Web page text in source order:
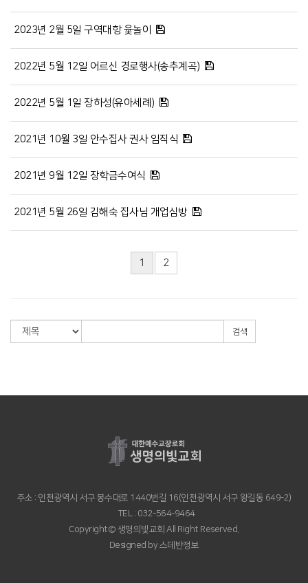
2023년 2월 5일 구역대항 윷놀이
2022년 5월 12일 어르신 경로행사(송추계곡)
2022년 5월 1일 장하성(유아세례)
2021년 10월 3일 안수집사 권사 임직식
2021년 9월 12일 장학금수여식
2021년 5월 26일 김해숙 집사님 개업심방
1 2
검색
주소 : 인천광역시 서구 봉수대로 1440번길 16(인천광역시 서구 왕길동 649-2)
TEL : 032-564-9464
Copyright© 생명의빛교회 All Right Reserved.
Designed by 스데반정보